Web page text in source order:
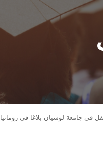
في جامعة لوسيان بلاغا في رومانيا